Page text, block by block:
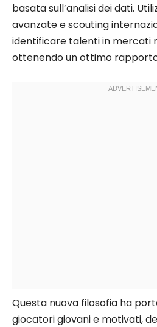
basata sull’analisi dei dati.
avanzate e scouting
identificare talenti in mercati
ottenendo un ottimo
Questa nuova filosofia ha
giocatori giovani e motivati,